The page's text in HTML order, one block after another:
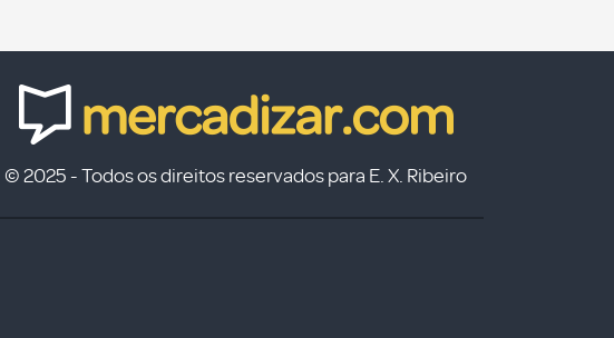
© 2025 - Todos os direitos reservados para E. X. Ribeiro